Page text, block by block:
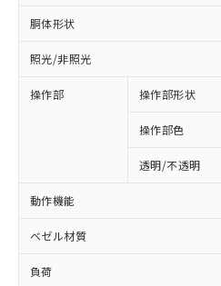
胴体形状
照光/非照光
操作部 操作部形状
操作部色
透明/不透明
動作機能
ベゼル材質
負荷